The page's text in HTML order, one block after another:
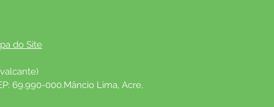
do Site
69.990-000.Mâncio Lima, Acre,